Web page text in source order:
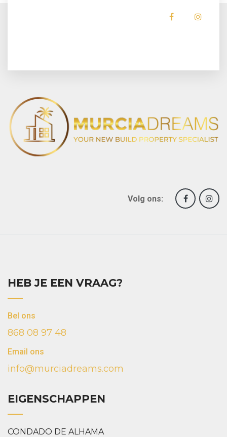
Volg ons:
HEB JE EEN VRAAG?
Bel ons
868 08 97 48
Email ons
info@murciadreams.com
EIGENSCHAPPEN
CONDADO DE ALHAMA